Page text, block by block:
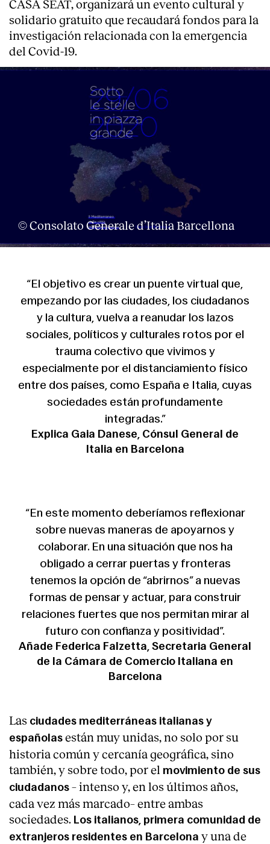
About
CASA SEAT, organizará un evento cultural y
solidario gratuito que recaudará fondos para la
investigación relacionada con la emergencia
del Covid-19.
© Consolato Generale d’Italia Barcellona
“El objetivo es crear un puente virtual que,
empezando por las ciudades, los ciudadanos
y la cultura, vuelva a reanudar los lazos
sociales, políticos y culturales rotos por el
trauma colectivo que vivimos y
especialmente por el distanciamiento físico
entre dos países, como España e Italia, cuyas
sociedades están profundamente
integradas.”
Explica Gaia Danese, Cónsul General de
Italia en Barcelona
“En este momento deberíamos reflexionar
sobre nuevas maneras de apoyarnos y
colaborar. En una situación que nos ha
obligado a cerrar puertas y fronteras
tenemos la opción de “abrirnos” a nuevas
formas de pensar y actuar, para construir
relaciones fuertes que nos permitan mirar al
futuro con confianza y positividad”.
Añade Federica Falzetta, Secretaria General
de la Cámara de Comercio Italiana en
Barcelona
Las ciudades mediterráneas italianas y
españolas están muy unidas, no solo por su
historia común y cercanía geográfica, sino
también, y sobre todo, por el movimiento de sus
ciudadanos – intenso y, en los últimos años,
cada vez más marcado– entre ambas
sociedades. Los italianos, primera comunidad de
extranjeros residentes en Barcelona y una de